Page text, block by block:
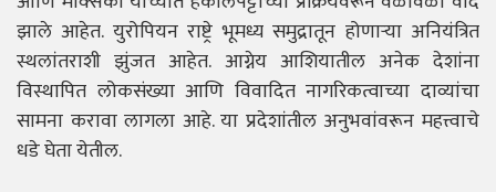
झाले आहेत. युरोपियन राष्ट्रे भूमध्य समुद्रातून होणाऱ्या अनियंत्रित
स्थलांतराशी झुंजत आहेत. आग्नेय आशियातील अनेक देशांना
विस्थापित लोकसंख्या आणि विवादित नागरिकत्वाच्या दाव्यांचा
सामना करावा लागला आहे. या प्रदेशांतील अनुभवांवरून महत्त्वाचे
धडे घेता येतील.